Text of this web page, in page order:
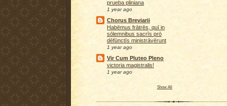
prueba pliniana
1 year ago
Chorus Breviarii
Habēmus frātrēs, quī in
sōlemnibus sacrīs prō
dēfūnctīs ministrāvērunt
1 year ago
Vir Cum Pluteo Pleno
victoria magistralis!
1 year ago
Show All